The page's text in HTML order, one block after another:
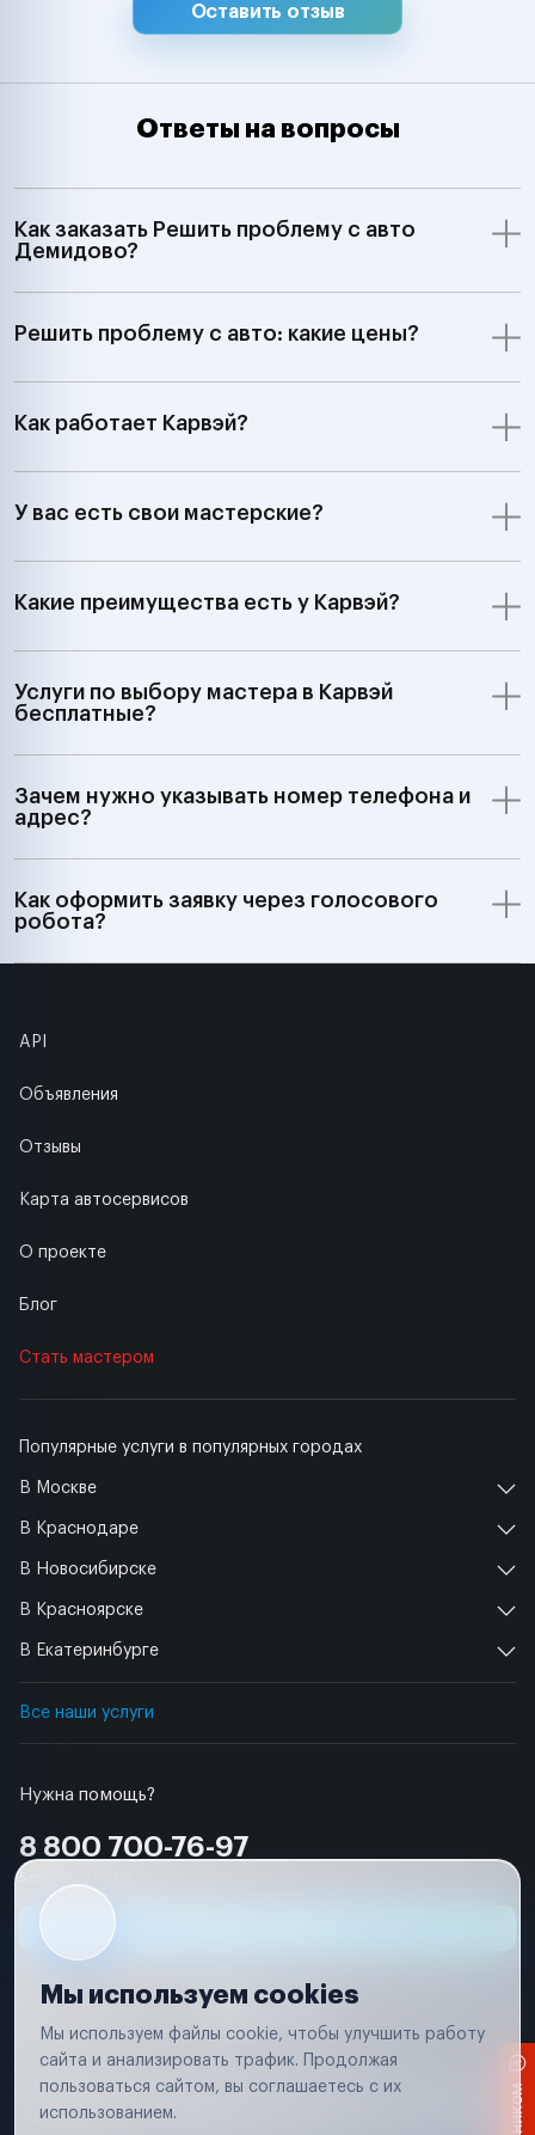
Оставить отзыв
Ответы на вопросы
Как заказать Решить проблему с авто
Демидово?
Решить проблему с авто: какие цены?
Как работает Карвэй?
У вас есть свои мастерские?
Какие преимущества есть у Карвэй?
Услуги по выбору мастера в Карвэй
бесплатные?
Зачем нужно указывать номер телефона и
адрес?
Как оформить заявку через голосового
робота?
Нужна помощь?
8 800 700-76-97
Популярные услуги в популярных городах
В Москве
В Краснодаре
В Новосибирске
В Красноярске
В Екатеринбурге
Все наши услуги
API
Объявления
Отзывы
Карта автосервисов
О проекте
Блог
Стать мастером
Условия использования
Вся информация, представленная на сайте, носит исключительно
соответствии с положениями статьи 437 (п. 2) Гражданского кодекса
Мы используем cookies
Мы используем файлы cookie, чтобы улучшить работу
сайта и анализировать трафик. Продолжая
пользоваться сайтом, вы соглашаетесь с их
использованием.